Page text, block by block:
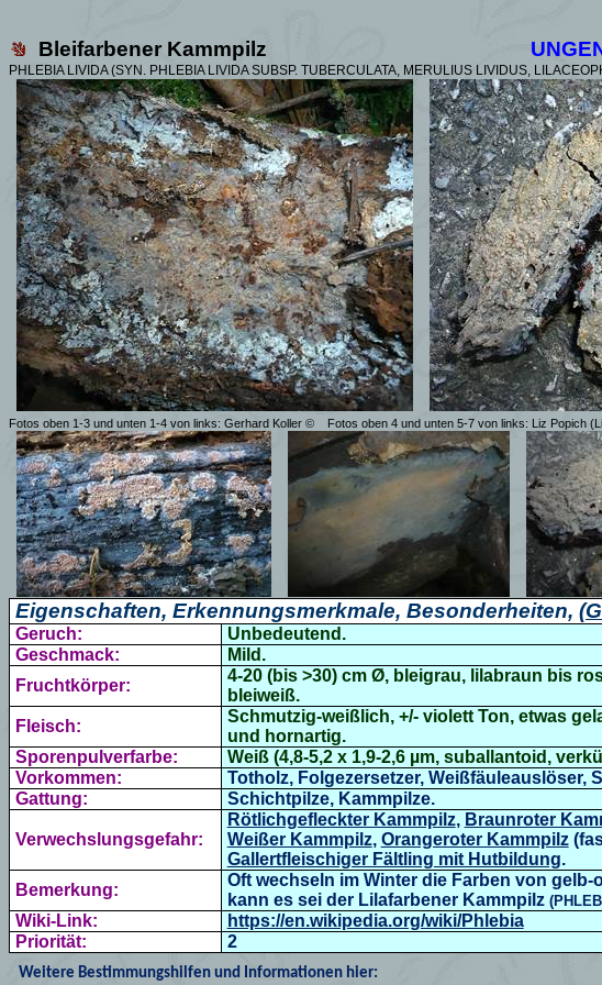
Bleifarbener Kammpilz
PHLEBIA LIVIDA (SYN. PHLEBIA LIVIDA SUBSP. TUBERCULATA, MERULIUS LIVIDUS,
Fotos oben 1-3 und unten 1-4 von links: Gerhard Koller © Fotos oben 4 und unten 5-7 von links: Liz Popich
Eigenschaften, Erkennungsmerkmale, Besonderheiten,
Geruch:
Unbedeutend.
Geschmack:
Mild.
Fruchtkörper:
4-20 (bis >30) cm Ø, bleigrau, lilabraun bis
bleiweiß.
Fleisch:
Schmutzig-weißlich, +/- violett Ton, etwas
und hornartig.
Sporenpulverfarbe:
Weiß (4,8-5,2 x 1,9-2,6 µm, suballantoid,
Vorkommen:
Totholz, Folgezersetzer, Weißfäuleauslöser,
Gattung:
Schichtpilze, Kammpilze.
Verwechslungsgefahr:
Rötlichgefleckter Kammpilz, Braunroter
Weißer Kammpilz, Orangeroter Kammpilz
Gallertfleischiger Fältling mit Hutbildung.
Bemerkung:
Oft wechseln im Winter die Farben von
kann es sei der Lilafarbener Kammpilz (
Wiki-Link:
https://en.wikipedia.org/wiki/Phlebia
Priorität:
2
Weitere Bestimmungshilfen und Informationen hier: